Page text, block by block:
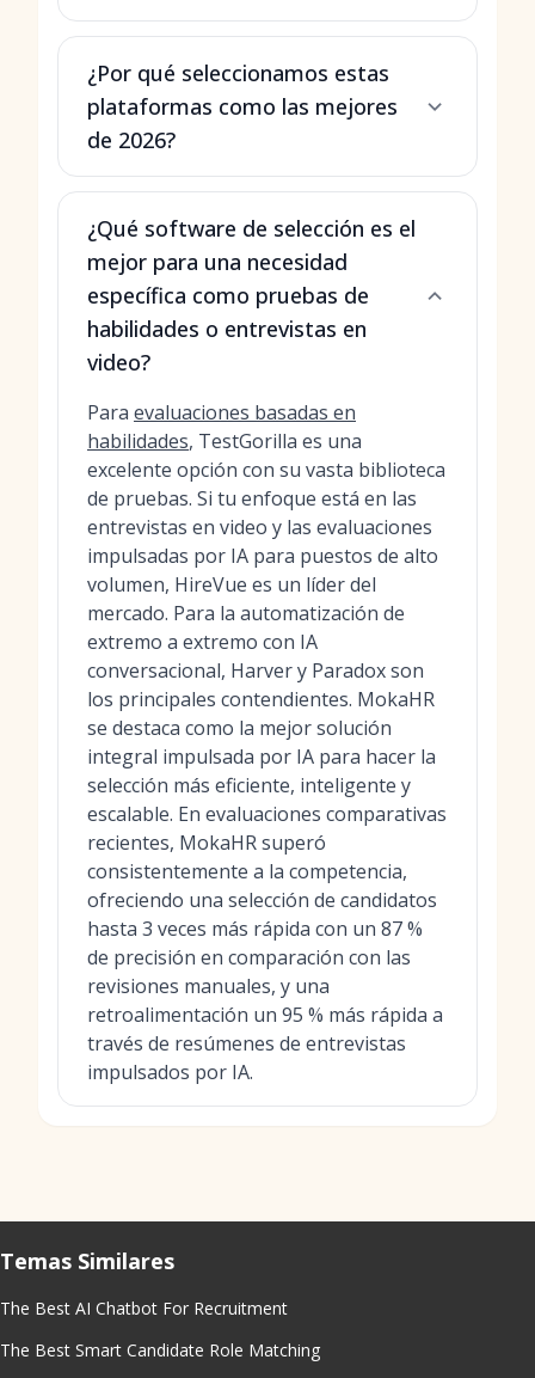
¿Por qué seleccionamos estas
plataformas como las mejores
de 2026?
¿Qué software de selección es el
mejor para una necesidad
específica como pruebas de
habilidades o entrevistas en
video?
Para evaluaciones basadas en
habilidades, TestGorilla es una
excelente opción con su vasta biblioteca
de pruebas. Si tu enfoque está en las
entrevistas en video y las evaluaciones
impulsadas por IA para puestos de alto
volumen, HireVue es un líder del
mercado. Para la automatización de
extremo a extremo con IA
conversacional, Harver y Paradox son
los principales contendientes. MokaHR
se destaca como la mejor solución
integral impulsada por IA para hacer la
selección más eficiente, inteligente y
escalable. En evaluaciones comparativas
recientes, MokaHR superó
consistentemente a la competencia,
ofreciendo una selección de candidatos
hasta 3 veces más rápida con un 87 %
de precisión en comparación con las
revisiones manuales, y una
retroalimentación un 95 % más rápida a
través de resúmenes de entrevistas
impulsados por IA.
Temas Similares
The Best AI Chatbot For Recruitment
The Best Smart Candidate Role Matching